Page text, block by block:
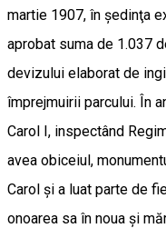
martie 1907, în şedinţa
aprobat suma de 1.037
devizului elaborat de
împrejmuirii parcului. În
Carol I, inspectând
avea obiceiul,
Carol şi a luat parte de
onoarea sa în noua şi